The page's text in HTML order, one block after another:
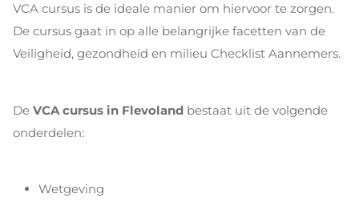
VCA cursus is de ideale manier om hiervoor te zorgen.
De cursus gaat in op alle belangrijke facetten van de
Veiligheid, gezondheid en milieu Checklist Aannemers.
De VCA cursus in Flevoland bestaat uit de volgende
onderdelen:
Wetgeving